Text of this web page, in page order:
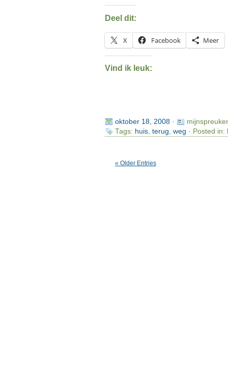
Deel dit:
X Facebook Meer
Vind ik leuk:
oktober 18, 2008·
Tags: huis, terug weg · Posted in:
« Older Entries